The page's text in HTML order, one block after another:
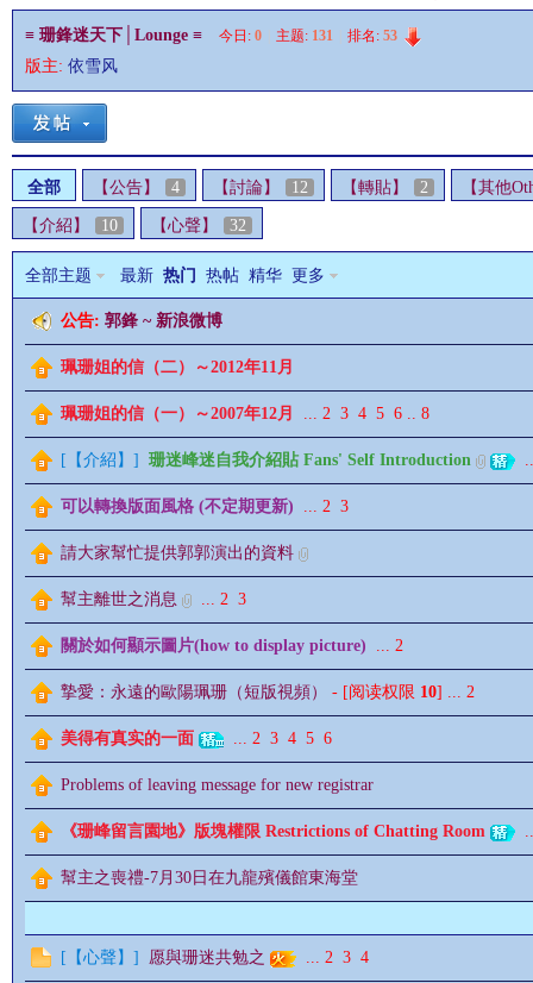
§
鋒
» › ›
≡ 珊鋒迷天下│Lounge ≡ 今日: 0 主题: 131 排名: 53
版主: 依雪风
全部 【公告】 4 【討論】 12 【轉貼】 2 【其他
【介紹】 10 【心聲】 32
全部主题 最新 热门 热帖 精华 更多
公告: 郭鋒 ~ 新浪微博
珮珊姐的信（二）～2012年11月
珮珊姐的信（一）～2007年12月 ... 2 3 4 5 6 .. 8
[ 【介紹】 ] 珊迷峰迷自我介紹貼 Fans' Self Introduction
可以轉換版面風格 (不定期更新) ... 2 3
請大家幫忙提供郭郭演出的資料
幫主離世之消息 ... 2 3
關於如何顯示圖片(how to display picture) ... 2
摯愛：永遠的歐陽珮珊（短版視頻） - [阅读权限 10] ... 2
美得有真实的一面 ... 2 3 4 5 6
Problems of leaving message for new registrar
《珊峰留言園地》版塊權限 Restrictions of Chatting Room
幫主之喪禮-7月30日在九龍殯儀館東海堂
[ 【心聲】 ] 愿與珊迷共勉之 ... 2 3 4